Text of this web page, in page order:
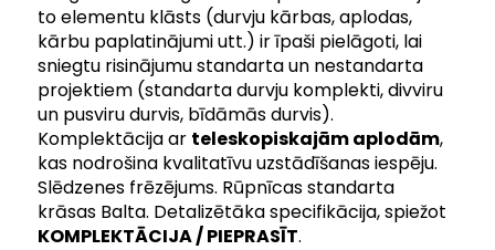
to elementu klāsts (durvju kārbas, aplodas,
kārbu paplatinājumi utt.) ir īpaši pielāgoti, lai
sniegtu risinājumu standarta un nestandarta
projektiem (standarta durvju komplekti, divviru
un pusviru durvis, bīdāmās durvis).
Komplektācija ar teleskopiskajām aplodām,
kas nodrošina kvalitatīvu uzstādīšanas iespēju.
Slēdzenes frēzējums. Rūpnīcas standarta
krāsas Balta. Detalizētāka specifikācija, spiežot
KOMPLEKTĀCIJA / PIEPRASĪT.